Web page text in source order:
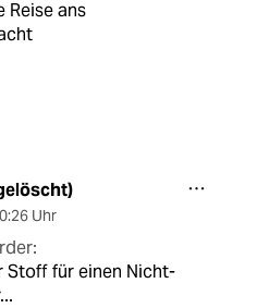
Reise ans
Uhr
Stoff für einen Nicht-